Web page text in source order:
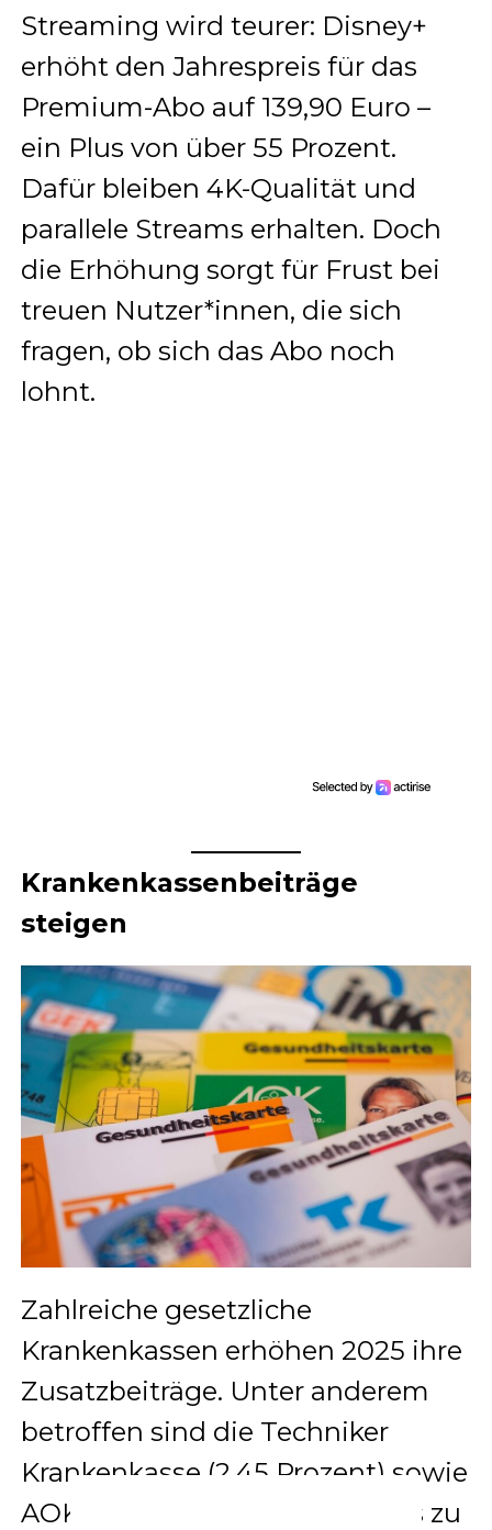
Streaming wird teurer: Disney+
erhöht den Jahrespreis für das
Premium-Abo auf 139,90 Euro –
ein Plus von über 55 Prozent.
Dafür bleiben 4K-Qualität und
parallele Streams erhalten. Doch
die Erhöhung sorgt für Frust bei
treuen Nutzer*innen, die sich
fragen, ob sich das Abo noch
lohnt.
Krankenkassenbeiträge
steigen
Zahlreiche gesetzliche
Krankenkassen erhöhen 2025 ihre
Zusatzbeiträge. Unter anderem
betroffen sind die Techniker
Krankenkasse (2,45 Prozent) sowie
AOK-Regionalverbände mit bis zu